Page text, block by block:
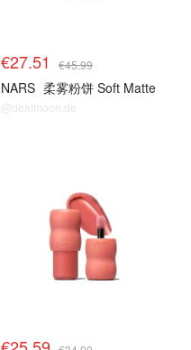
€27.51 €45.99
NARS 柔雾粉饼 Soft Matte
@dealmoon.de